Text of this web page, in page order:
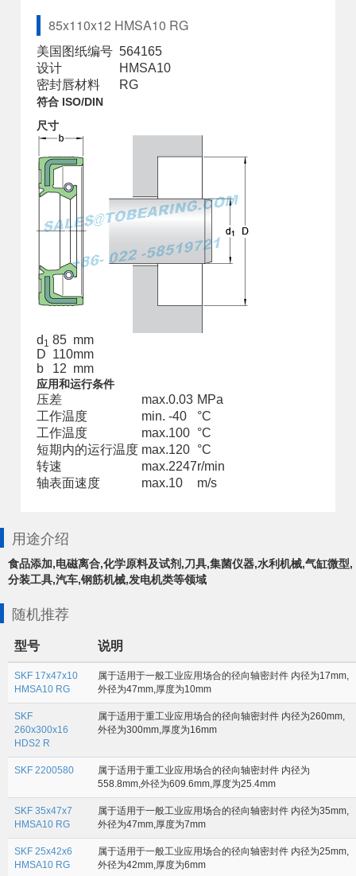
85x110x12 HMSA10 RG
美国图纸编号 564165
设计
HMSA10
密封唇材料
RG
符合 ISO/DIN
尺寸
d 1 85 mm
D 110mm
b
12 mm
应用和运行条件
压差 max.0.03 MPa
工作温度
min. -40
°C
工作温度
max.100 °C
短期内的运行温度 max.120 °C
转速
max.2247r/min
轴表面速度
max.10 m/s
用途介绍
食品添加,电磁离合,化学原料及试剂,刀具,集菌仪器,水利机械,气缸微型,
分装工具,汽车,钢筋机械,发电机类等领域
随机推荐
型号 说明
SKF 17x47x10
HMSA10 RG
属于适用于一般工业应用场合的径向轴密封件 内径为17mm,
外径为47mm,厚度为10mm
SKF
260x300x16
HDS2 R
属于适用于重工业应用场合的径向轴密封件 内径为260mm,
外径为300mm,厚度为16mm
SKF 2200580
属于适用于重工业应用场合的径向轴密封件 内径为
558.8mm,外径为609.6mm,厚度为25.4mm
SKF 35x47x7
HMSA10 RG
属于适用于一般工业应用场合的径向轴密封件 内径为35mm,
外径为47mm,厚度为7mm
SKF 25x42x6
HMSA10 RG
属于适用于一般工业应用场合的径向轴密封件 内径为25mm,
外径为42mm,厚度为6mm